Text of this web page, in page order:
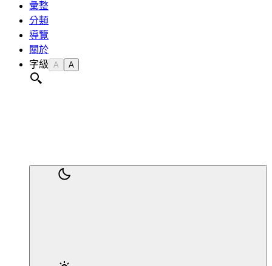
彙整
分類
導覽
關於
字級 A A